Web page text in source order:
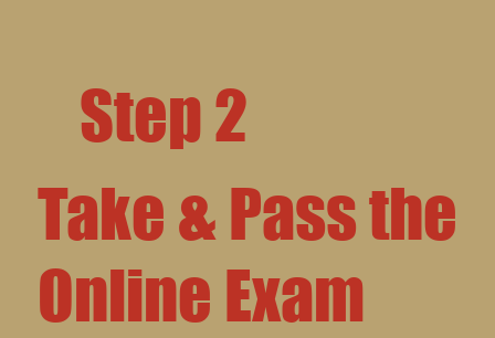
Step 2
Take & Pass the
Online Exam